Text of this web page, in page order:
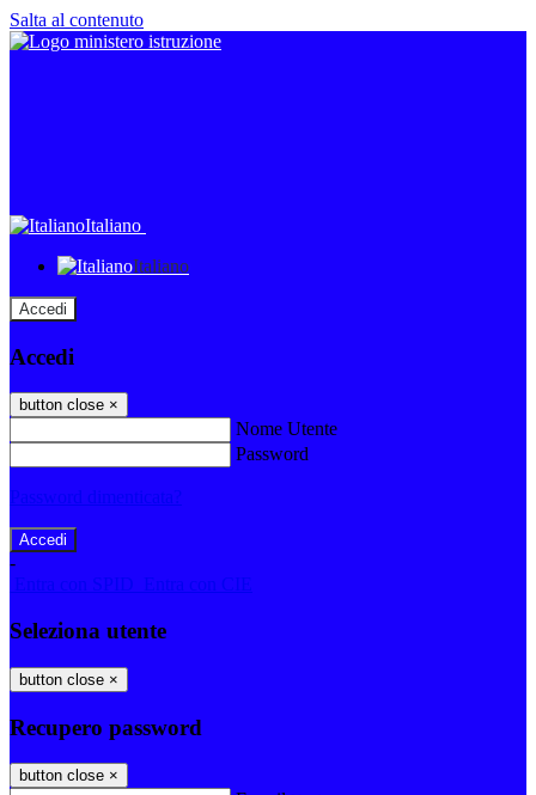
Salta al contenuto
Italiano
Italiano
Accedi
Accedi
button close ×
Nome Utente
Password
Password dimenticata?
-
Entra con SPID
Entra con CIE
Seleziona utente
button close ×
Recupero password
button close ×